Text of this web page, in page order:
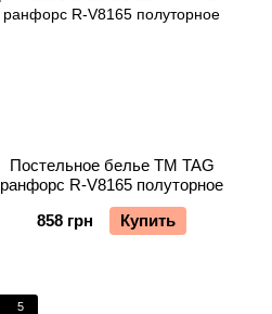
Постельное белье TM TAG
ранфорс R-V8165 полуторное
858 грн
Купить
5